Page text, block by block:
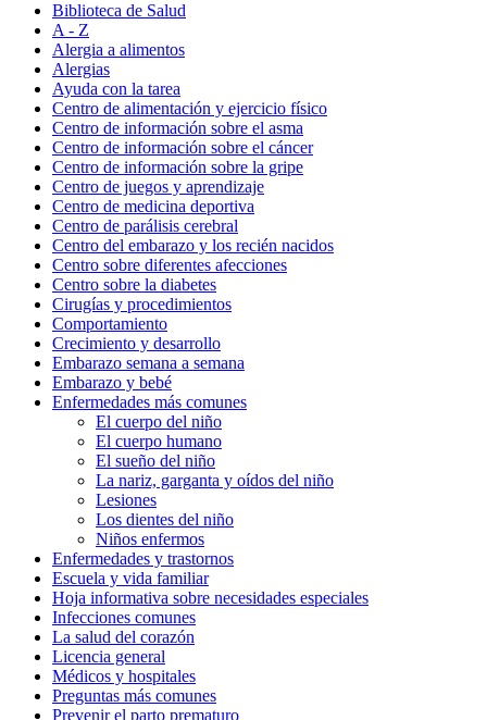
Biblioteca de Salud
A - Z
Alergia a alimentos
Alergias
Ayuda con la tarea
Centro de alimentación y ejercicio físico
Centro de información sobre el asma
Centro de información sobre el cáncer
Centro de información sobre la gripe
Centro de juegos y aprendizaje
Centro de medicina deportiva
Centro de parálisis cerebral
Centro del embarazo y los recién nacidos
Centro sobre diferentes afecciones
Centro sobre la diabetes
Cirugías y procedimientos
Comportamiento
Crecimiento y desarrollo
Embarazo semana a semana
Embarazo y bebé
Enfermedades más comunes
El cuerpo del niño
El cuerpo humano
El sueño del niño
La nariz, garganta y oídos del niño
Lesiones
Los dientes del niño
Niños enfermos
Enfermedades y trastornos
Escuela y vida familiar
Hoja informativa sobre necesidades especiales
Infecciones comunes
La salud del corazón
Licencia general
Médicos y hospitales
Preguntas más comunes
Prevenir el parto prematuro